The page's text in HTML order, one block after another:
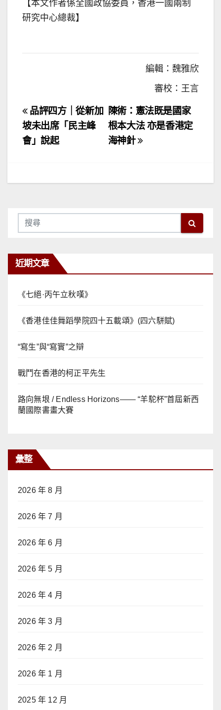
【本文作者係全國政協委員，香港一國兩制
研究中心總裁】
編輯：魏雅欣
審校：王言
文
章
導
陳術：憲法既是國家
根本大法 亦是香港定
海神針
品評四方｜從新加
坡未出席「民主峰
會」說起
近期文章
《七絕·丙午立秋嘆》
《香港佳佳舞蹈學院四十五載頌》(四六駢賦)
“寫生”與“寫實”之辯
戰鬥在香港的柯正平先生
路向無垠 / Endless Horizons—— “羊駝杯”首屆新西
蘭國際書畫大賽
彙整
2026 年 8 月
2026 年 7 月
2026 年 6 月
2026 年 5 月
2026 年 4 月
2026 年 3 月
2026 年 2 月
2026 年 1 月
2025 年 12 月